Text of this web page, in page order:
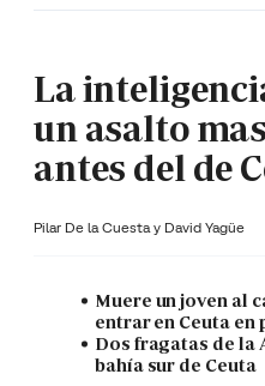
La
un asalto
antes del de
Pilar De la Cuesta y David Yagüe
Muere un joven al
entrar en Ceuta en
Dos fragatas de la
bahía sur de Ceuta